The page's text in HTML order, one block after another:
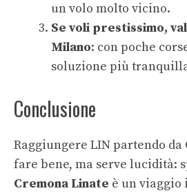
un volo molto vicino.
Se voli prestissimo,
Milano: con poche
soluzione più
Conclusione
Raggiungere LIN partendo da
fare bene, ma serve lucidità:
Cremona Linate è un viaggio